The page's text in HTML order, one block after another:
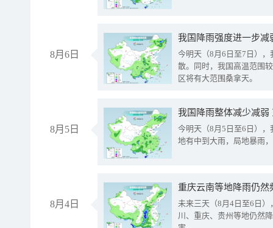
8月6日
今明天（8月6日至7日）
散。同时，我国高温范围
区将有大范围桑拿天。
8月5日
我国降雨整体减少减弱
今明天（8月5日至6日）
地有中到大雨，局地暴雨
8月4日
重庆云南等地降雨仍然
未来三天（8月4日至6日
川、重庆、贵州等地仍然